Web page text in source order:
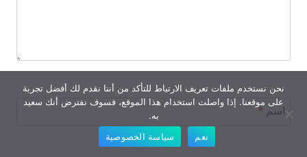
اسم *
نحن نستخدم ملفات تعريف الارتباط للتأكد من أننا نقدم لك أفضل تجربة
على موقعنا. إذا واصلت استخدام هذا الموقع، فسوف نفترض أنك سعيد
به.
نعم
سياسة الخصوصية